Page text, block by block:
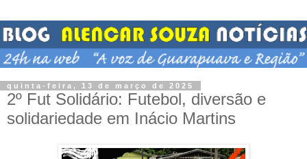
quinta-feira, 13 de março de 2025
2º Fut Solidário: Futebol, diversão e
solidariedade em Inácio Martins